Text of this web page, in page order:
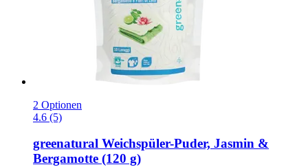
2 Optionen
4.6 (5)
greenatural Weichspüler-​Puder, Jasmin &
Bergamotte (120 g)